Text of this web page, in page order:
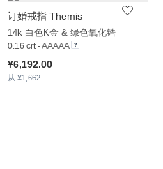
订婚戒指 Themis
14k 白色K金 & 绿色氧化锆
0.16 crt - AAAAA
¥6,192.00
从 ¥1,662